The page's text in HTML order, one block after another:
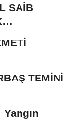
SAİB
VE
TEMİNİ